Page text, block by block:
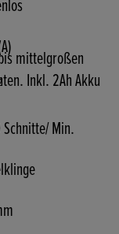
Min.
mittelgroßen
Inkl. 2Ah Akku